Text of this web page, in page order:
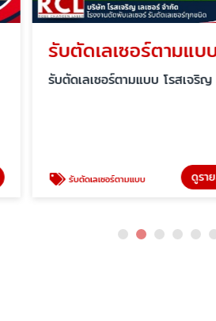
รับตัดเลเซอร์ตามแบ
รับตัดเลเซอร์ตามแบบ โรสเจริญ
รับตัดเลเซอร์ตามแบบ ดูรา